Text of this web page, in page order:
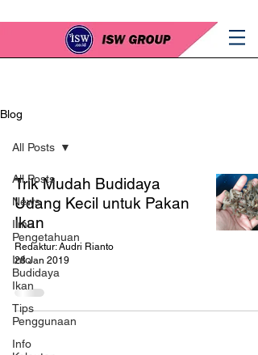
Blog
All Posts
News
Ilmu
Pengetahuan
Info
Budidaya
Ikan
Tips
Penggunaan
Info
All Posts
Trik Mudah Budidaya
Udang Kecil untuk Pakan
Ikan
Redaktur: Audri Rianto
28 Jan 2019